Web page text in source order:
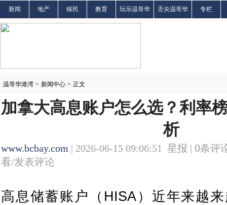
新闻 地产 移民 教育 玩乐温哥华 舌尖温哥华 专栏
温哥华港湾 > 新闻中心 > 正文
加拿大高息账户怎么选？利率
析
www.bcbay.com | 2026-06-15 09:06:51 星报 | 0条评
看/发表评论
高息储蓄账户（HISA）近年来越